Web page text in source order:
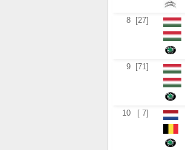
8
[27]
9
[71]
10
[ 7]